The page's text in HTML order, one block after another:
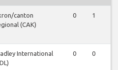
canton
(CAK)
0 1
International
0 0